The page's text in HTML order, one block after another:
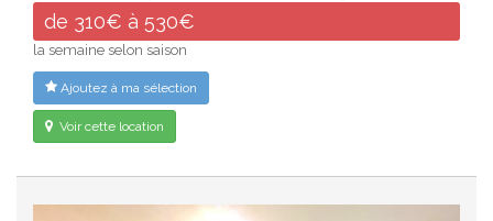
de 310€ à 530€
la semaine selon saison
Ajoutez à ma sélection
Voir cette location